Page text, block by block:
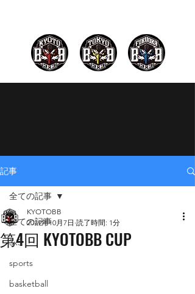
記事
全ての記事
3x3
sports
basketball
全ての記事
第4回 KYOTOBB CUP
KYOTOBB
2019年10月7日 読了時間: 1分